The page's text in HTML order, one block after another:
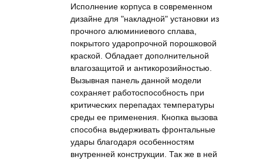
Исполнение корпуса в современном
дизайне для "накладной" установки из
прочного алюминиевого сплава,
покрытого ударопрочной порошковой
краской. Обладает дополнительной
влагозащитой и антикорозийностью.
Вызывная панель данной модели
сохраняет работоспособность при
критических перепадах температуры
среды ее применения. Кнопка вызова
способна выдерживать фронтальные
удары благодаря особенностям
внутренней конструкции. Так же в ней